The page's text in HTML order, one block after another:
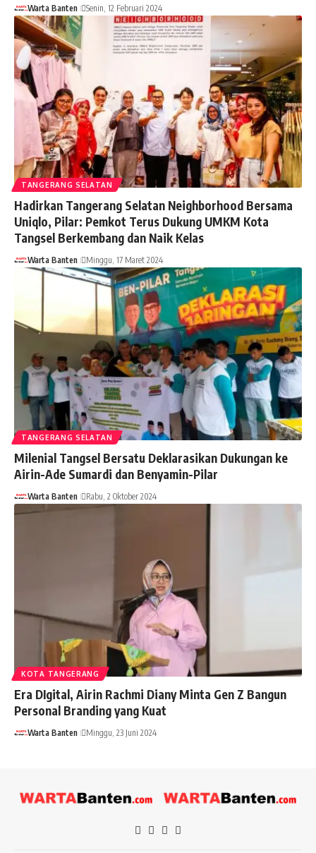
Warta Banten Senin, 12 Februari 2024
TANGERANG SELATAN
Hadirkan Tangerang Selatan Neighborhood Bersama
Uniqlo, Pilar: Pemkot Terus Dukung UMKM Kota
Tangsel Berkembang dan Naik Kelas
Warta Banten Minggu, 17 Maret 2024
TANGERANG SELATAN
Milenial Tangsel Bersatu Deklarasikan Dukungan ke
Airin-Ade Sumardi dan Benyamin-Pilar
Warta Banten Rabu, 2 Oktober 2024
KOTA TANGERANG
Era DIgital, Airin Rachmi Diany Minta Gen Z Bangun
Personal Branding yang Kuat
Warta Banten Minggu, 23 Juni 2024